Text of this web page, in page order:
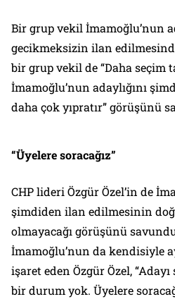
Bir grup vekil İmamoğlu’nun
gecikmeksizin ilan
bir grup vekil de “Daha seçim
İmamoğlu’nun adaylığını
daha çok yıpratır” görüşünü
“Üyelere soracağız”
CHP lideri Özgür Özel’in de
şimdiden ilan edilmesinin
olmayacağı görüşünü
İmamoğlu’nun da kendisiyle
işaret eden Özgür Özel,
bir durum yok. Üyelere